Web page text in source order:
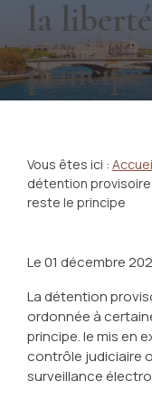
la
principe
Vous êtes ici :
détention
reste le principe
Le01 décembre
La détention
ordonnée à
principe. le mis en
contrôle judiciaire
surveillance